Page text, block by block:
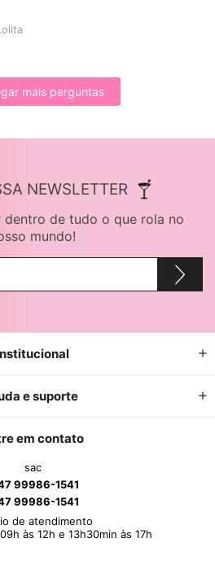
mais perguntas
NEWSLETTER
dentro de tudo o que rola no
mundo!
e suporte
em contato
sac
99986-1541
99986-1541
de atendimento
às 12h e 13h30min às 17h